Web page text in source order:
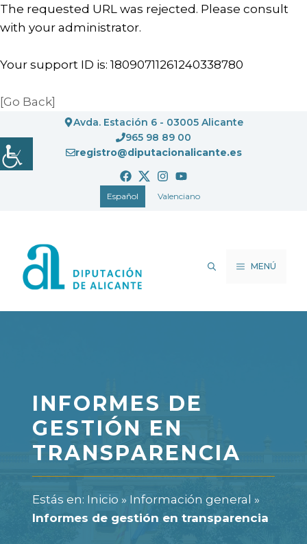
The requested URL was rejected. Please consult
with your administrator.
Your support ID is: 18090711261240338780
[Go Back]
al
contenido
Avda. Estación 6 - 03005 Alicante
965 98 89 00
registro@diputacionalicante.es
Español Valenciano
MENÚ
INFORMES DE
GESTIÓN EN
TRANSPARENCIA
Estás en: Inicio » Información general »
Informes de gestión en transparencia